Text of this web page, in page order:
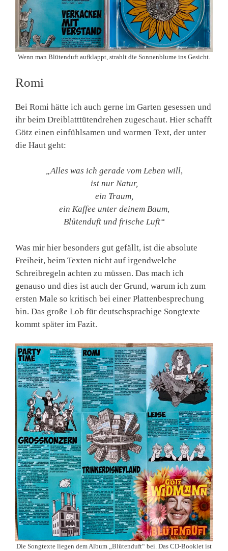
Wenn man Blütenduft aufklappt, strahlt die Sonnenblume ins Gesicht.
Romi
Bei Romi hätte ich auch gerne im Garten gesessen und
ihr beim Dreiblatttütendrehen zugeschaut. Hier schafft
Götz einen einfühlsamen und warmen Text, der unter
die Haut geht:
„Alles was ich gerade vom Leben will,
ist nur Natur,
ein Traum,
ein Kaffee unter deinem Baum,
Blütenduft und frische Luft“
Was mir hier besonders gut gefällt, ist die absolute
Freiheit, beim Texten nicht auf irgendwelche
Schreibregeln achten zu müssen. Das mach ich
genauso und dies ist auch der Grund, warum ich zum
ersten Male so kritisch bei einer Plattenbesprechung
bin. Das große Lob für deutschsprachige Songtexte
kommt später im Fazit.
Die Songtexte liegen dem Album „Blütenduft“ bei. Das CD-Booklet ist